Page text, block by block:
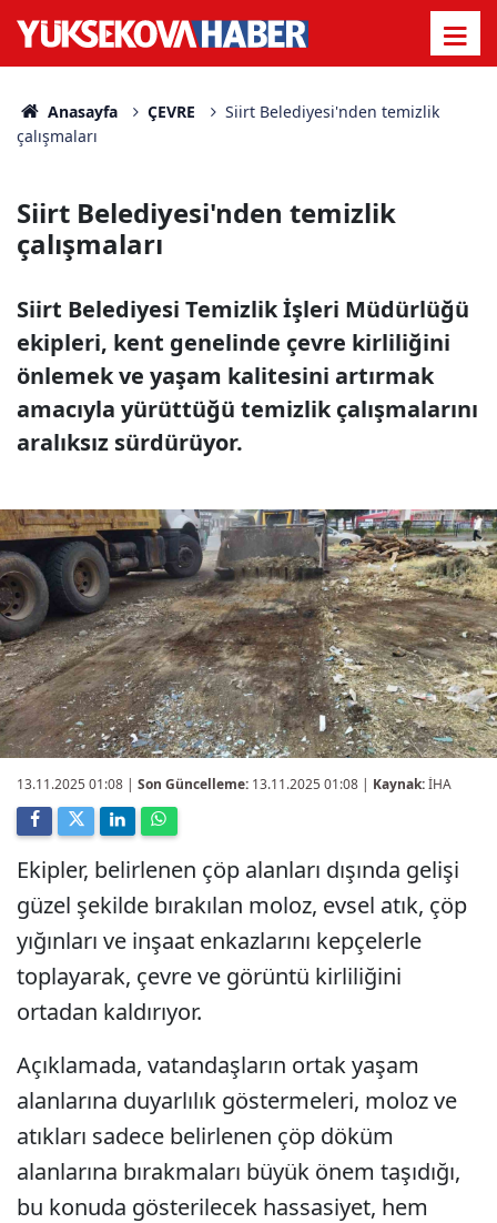
Anasayfa ÇEVRE
Siirt Belediyesi'nden temizlik
çalışmaları
Siirt Belediyesi'nden temizlik
çalışmaları
Siirt Belediyesi Temizlik İşleri Müdürlüğü
ekipleri, kent genelinde çevre kirliliğini
önlemek ve yaşam kalitesini artırmak
amacıyla yürüttüğü temizlik çalışmalarını
aralıksız sürdürüyor.
13.11.2025 01:08 | Son Güncelleme: 13.11.2025 01:08 | Kaynak:İHA
Ekipler, belirlenen çöp alanları dışında gelişi
güzel şekilde bırakılan moloz, evsel atık, çöp
yığınları ve inşaat enkazlarını kepçelerle
toplayarak, çevre ve görüntü kirliliğini
ortadan kaldırıyor.
Açıklamada, vatandaşların ortak yaşam
alanlarına duyarlılık göstermeleri, moloz ve
atıkları sadece belirlenen çöp döküm
alanlarına bırakmaları büyük önem taşıdığı,
bu konuda gösterilecek hassasiyet, hem